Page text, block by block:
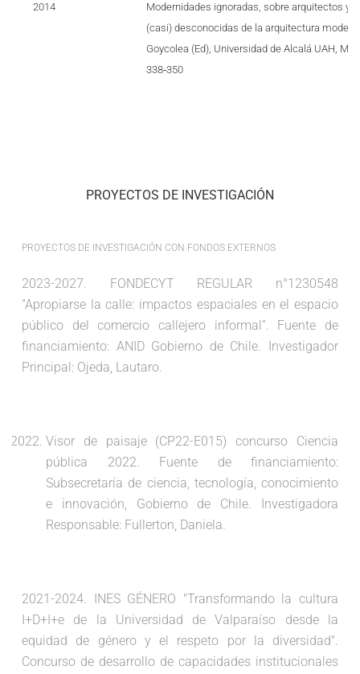
2014
Modernidades ignoradas, sobre arquitectos y
(casi) desconocidas de la arquitectura
Goycolea (Ed), Universidad de Alcalá UAH,
338‐350
PROYECTOS DE INVESTIGACIÓN
PROYECTOS DE INVESTIGACIÓN CON FONDOS EXTERNOS
2023-2027. FONDECYT REGULAR n°1230548
“Apropiarse la calle: impactos espaciales en el espacio
público del comercio callejero informal”. Fuente de
financiamiento: ANID Gobierno de Chile. Investigador
Principal: Ojeda, Lautaro.
Visor de paisaje (CP22-E015) concurso Ciencia
pública 2022. Fuente de financiamiento:
Subsecretaría de ciencia, tecnología, conocimiento
e innovación, Gobierno de Chile. Investigadora
Responsable: Fullerton, Daniela.
2021-2024. INES GÉNERO "Transformando la cultura
I+D+I+e de la Universidad de Valparaíso desde la
equidad de género y el respeto por la diversidad".
Concurso de desarrollo de capacidades institucionales